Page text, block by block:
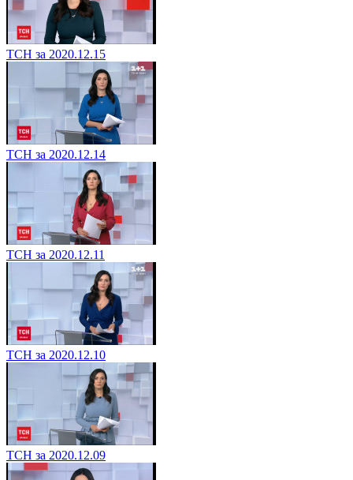
ТСН за 2020.12.15
ТСН за 2020.12.14
ТСН за 2020.12.11
ТСН за 2020.12.10
ТСН за 2020.12.09